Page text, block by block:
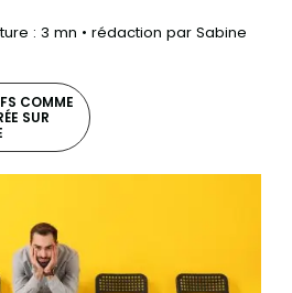
: 3 mn • rédaction par Sabine
COMME
SUR